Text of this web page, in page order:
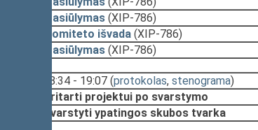
Pasiūlymas (XIP-786)
Komiteto išvada (XIP-786)
Pasiūlymas (XIP-786)
18:34 - 19:07 (protokolas, stenograma)
Pritarti projektui po svarstymo
Svarstyti ypatingos skubos tvarka